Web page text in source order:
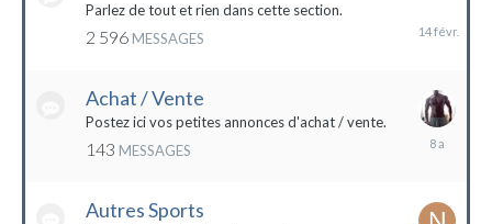
Parlez de tout et rien dans cette section.
2 596 MESSAGES
Achat / Vente
Postez ici vos petites annonces d'achat / vente.
143 MESSAGES
Autres Sports